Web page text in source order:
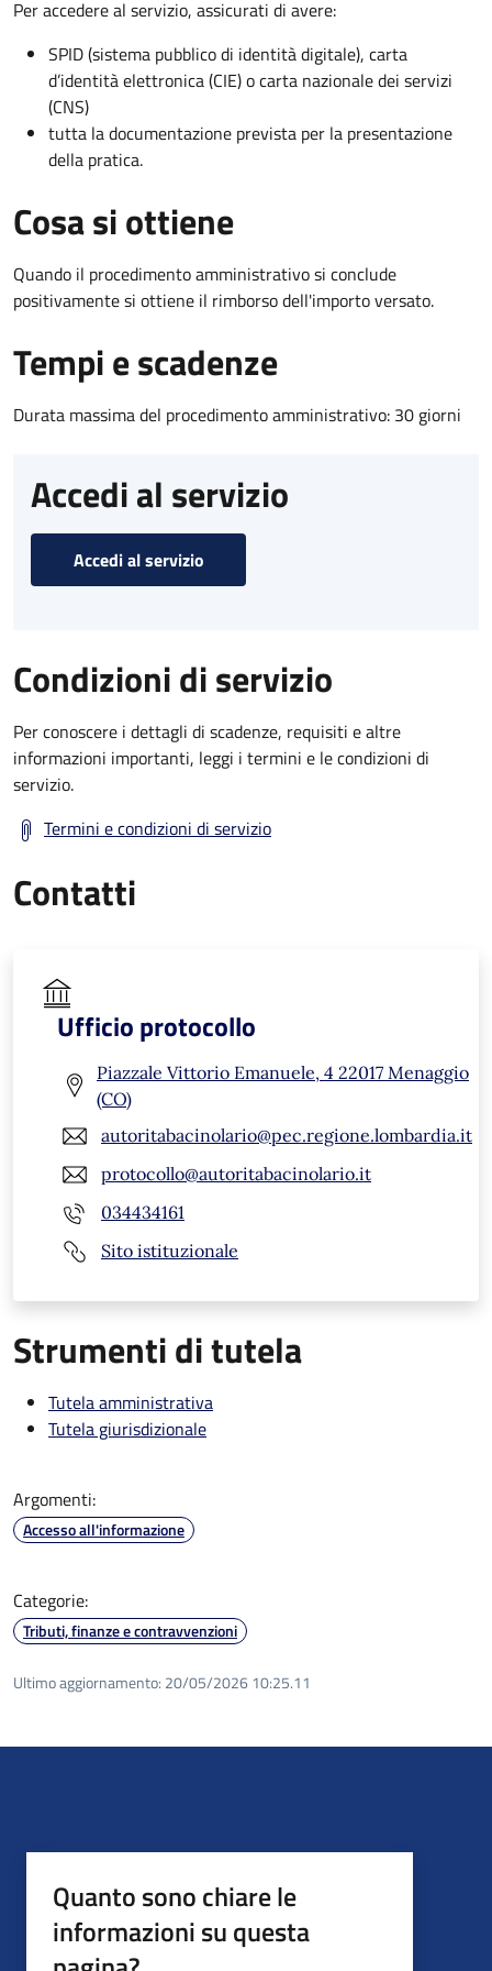
Per accedere al servizio, assicurati di avere:
SPID (sistema pubblico di identità digitale), carta
d’identità elettronica (CIE) o carta nazionale dei servizi
(CNS)
tutta la documentazione prevista per la presentazione
della pratica.
Cosa si ottiene
Quando il procedimento amministrativo si conclude
positivamente si ottiene il rimborso dell'importo versato.
Tempi e scadenze
Durata massima del procedimento amministrativo: 30 giorni
Accedi al servizio
Accedi al servizio
Condizioni di servizio
Per conoscere i dettagli di scadenze, requisiti e altre
informazioni importanti, leggi i termini e le condizioni di
servizio.
Termini e condizioni di servizio
Contatti
Ufficio protocollo
Piazzale Vittorio Emanuele, 4 22017 Menaggio
(CO)
autoritabacinolario@pec.regione.lombardia.it
protocollo@autoritabacinolario.it
034434161
Sito istituzionale
Strumenti di tutela
Tutela amministrativa
Tutela giurisdizionale
Argomenti:
Accesso all'informazione
Categorie:
Tributi, finanze e contravvenzioni
Ultimo aggiornamento: 20/05/2026 10:25.11
Quanto sono chiare le
informazioni su questa